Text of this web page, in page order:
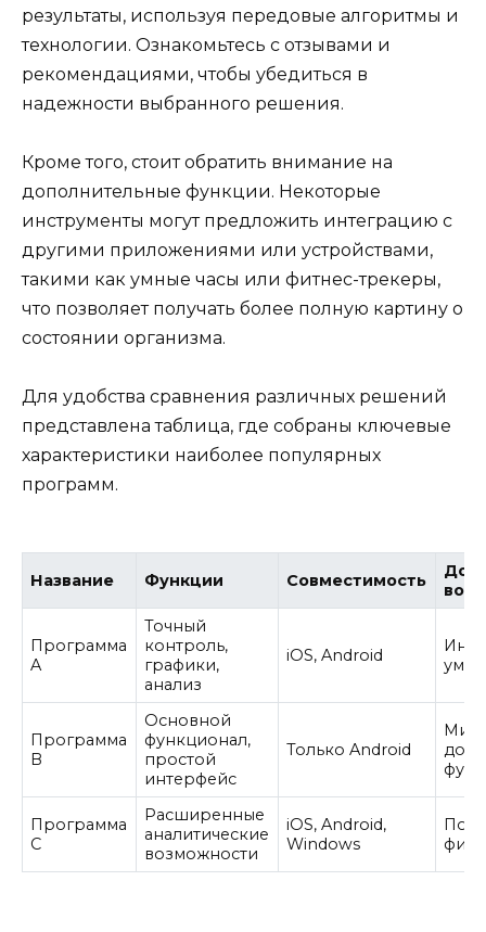
результаты, используя передовые алгоритмы и
технологии. Ознакомьтесь с отзывами и
рекомендациями, чтобы убедиться в
надежности выбранного решения.
Кроме того, стоит обратить внимание на
дополнительные функции. Некоторые
инструменты могут предложить интеграцию с
другими приложениями или устройствами,
такими как умные часы или фитнес-трекеры,
что позволяет получать более полную картину о
состоянии организма.
Для удобства сравнения различных решений
представлена таблица, где собраны ключевые
характеристики наиболее популярных
программ.
Название Функции Совместимость
Программа
A
Точный
контроль,
графики,
анализ
iOS, Android
Программа
B
Основной
функционал,
простой
интерфейс
Только Android
Программа
C
Расширенные
аналитические
возможности
iOS, Android,
Windows